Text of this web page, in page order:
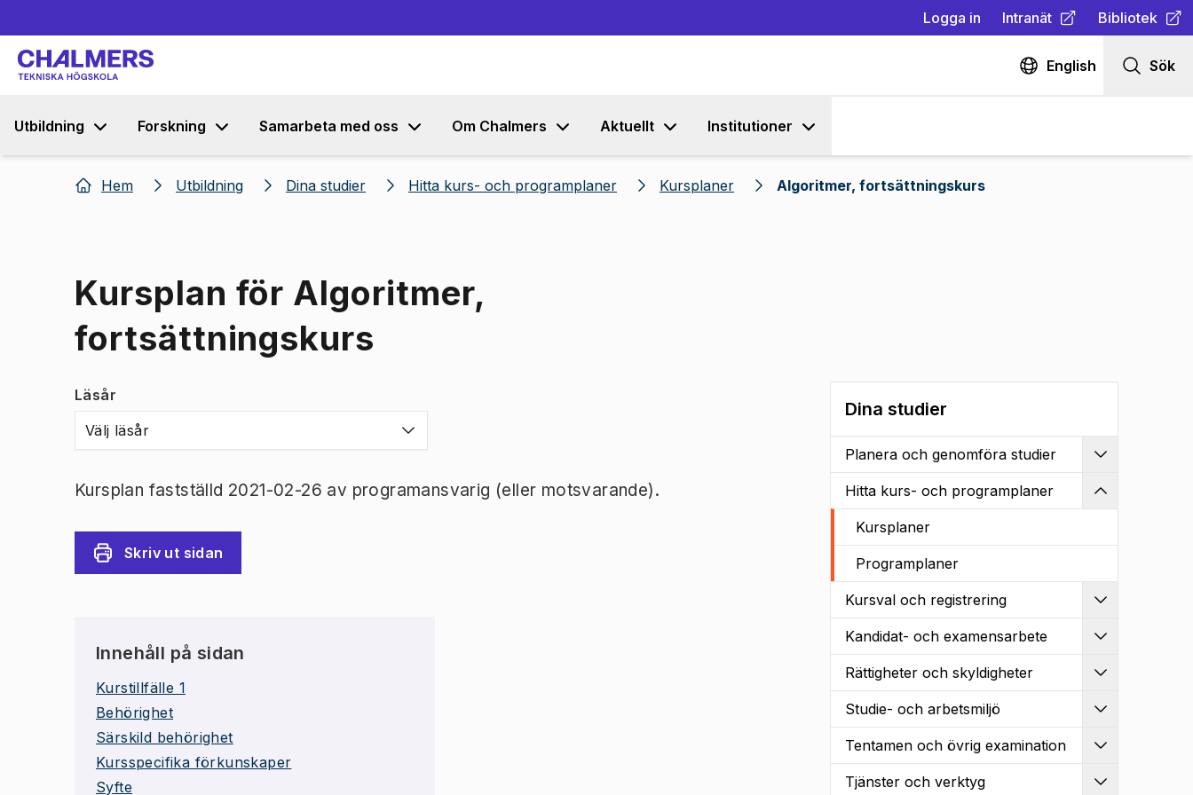
Logga in Intranät
(Öppnas i ny flik)
Bibliotek
(Öppnas i ny
English Sök
Utbildning Forskning Samarbeta med oss Om Chalmers Aktuellt Institutioner
Hem Utbildning Dina studier Hitta kurs- och programplaner Kursplaner Algoritmer, fortsättningskurs
Kursplan för Algoritmer,
fortsättningskurs
Läsår
Välj läsår
Kursplan fastställd 2021-02-26 av programansvarig (eller motsvarande).
Skriv ut sidan
Innehåll på sidan
Kurstillfälle 1
Behörighet
Särskild behörighet
Kursspecifika förkunskaper
Syfte
Dina studier
Planera och genomföra studier
Hitta kurs- och programplaner
Kursplaner
Programplaner
Kursval och registrering
Kandidat- och examensarbete
Rättigheter och skyldigheter
Studie- och arbetsmiljö
Tentamen och övrig examination
Tjänster och verktyg